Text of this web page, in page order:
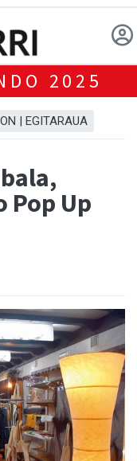
2025
| EGITARAUA
Pop Up